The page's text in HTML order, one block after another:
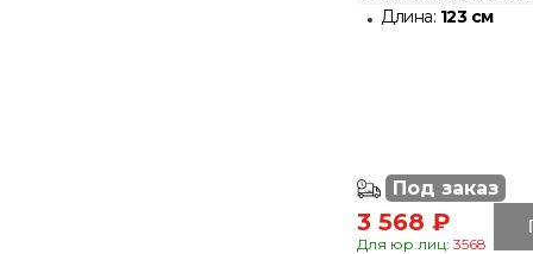
Длина: 123 см
Под заказ
3 568 ₽
Для юр.лиц: 3568